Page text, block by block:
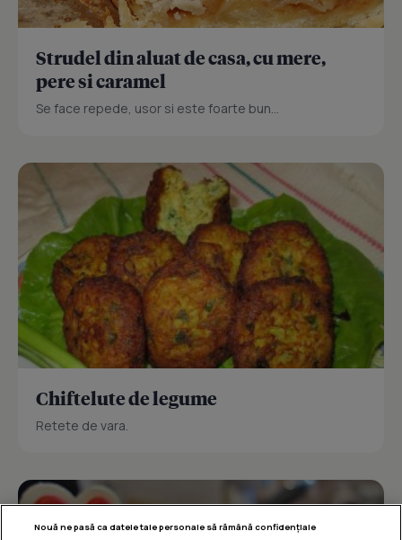
Strudel din aluat de casa, cu mere,
pere si caramel
Se face repede, usor si este foarte bun...
Chiftelute de legume
Retete de vara.
Nouă ne pasă ca datele tale personale să rămână confidențiale